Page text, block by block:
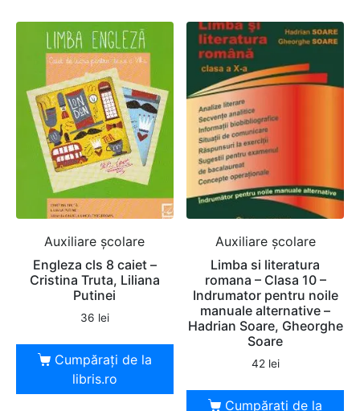
Auxiliare şcolare
Engleza cls 8 caiet –
Cristina Truta, Liliana
Putinei
36 lei
Cumpărați de la
libris.ro
Auxiliare şcolare
Limba si literatura
romana – Clasa 10 –
Indrumator pentru noile
manuale alternative –
Hadrian Soare, Gheorghe
Soare
42 lei
Cumpărați de la